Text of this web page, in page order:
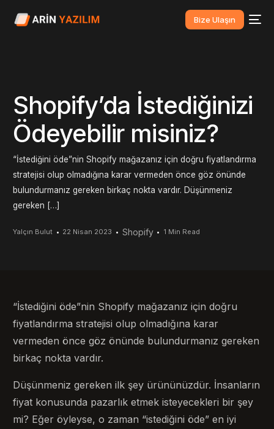
Bize Ulaşın
Shopify’da İstediğinizi
Ödeyebilir misiniz?
“İstediğini öde”nin Shopify mağazanız için doğru fiyatlandırma
stratejisi olup olmadığına karar vermeden önce göz önünde
bulundurmanız gereken birkaç nokta vardır. Düşünmeniz
gereken […]
Yalçın Bulut 22 Nisan 2023 Shopify 1 Min Read
“İstediğini öde”nin Shopify mağazanız için doğru
fiyatlandırma stratejisi olup olmadığına karar
vermeden önce göz önünde bulundurmanız gereken
birkaç nokta vardır.
Düşünmeniz gereken ilk şey ürününüzdür. İnsanların
fiyat konusunda pazarlık etmek isteyecekleri bir şey
mi? Eğer öyleyse, o zaman “istediğini öde” en iyi